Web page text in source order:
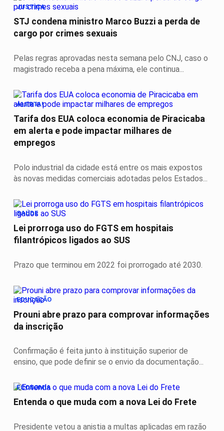
JUSTIÇA
STJ condena ministro Marco Buzzi a perda de
cargo por crimes sexuais
Pelas regras aprovadas nesta semana pelo CNJ, caso o
magistrado receba a pena máxima, ele continua...
ALERTA!
Tarifa dos EUA coloca economia de Piracicaba
em alerta e pode impactar milhares de
empregos
Polo industrial da cidade está entre os mais expostos
às novas medidas comerciais adotadas pelos Estados...
SAÚDE
Lei prorroga uso do FGTS em hospitais
filantrópicos ligados ao SUS
Prazo que terminou em 2022 foi prorrogado até 2030.
EDUCAÇÃO
Prouni abre prazo para comprovar informações
da inscrição
Confirmação é feita junto à instituição superior de
ensino, que pode definir se o envio da documentação...
ECONOMIA
Entenda o que muda com a nova Lei do Frete
Presidente vetou a anistia a multas aplicadas em razão